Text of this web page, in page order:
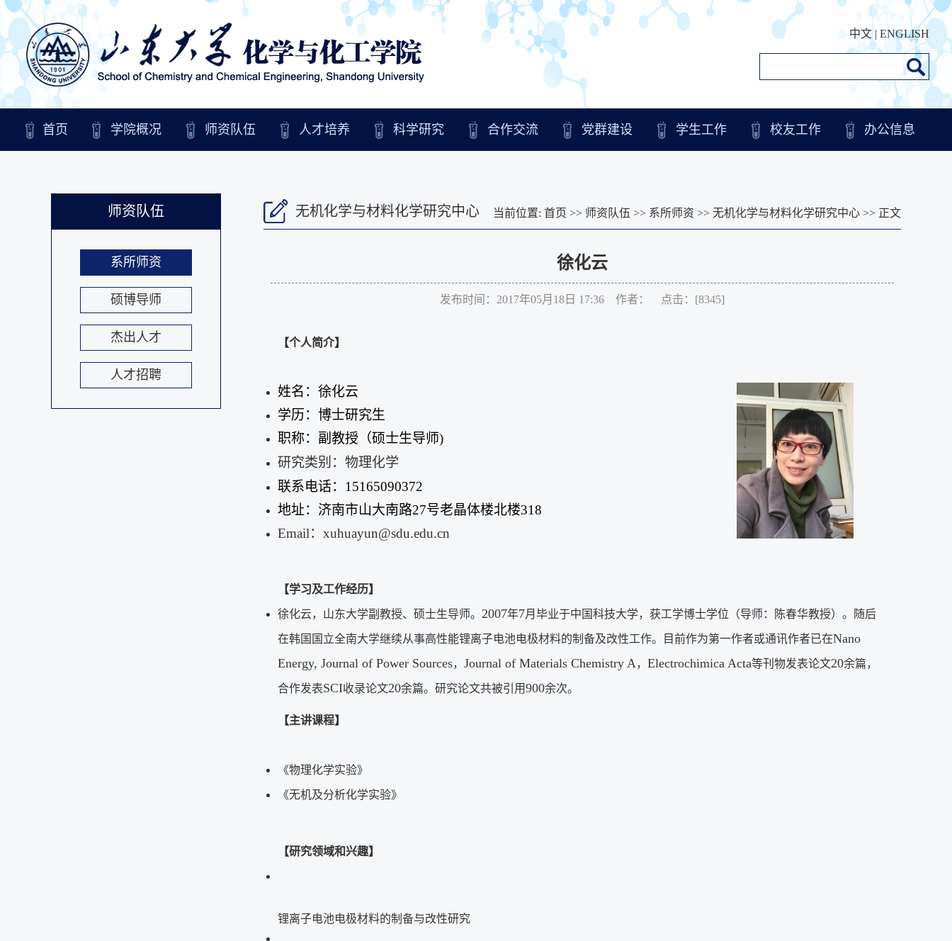
中文 | ENGLISH
首页 学院概况 师资队伍 人才培养 科学研究 合作交流 党群建设 学生工作 校友工作 办公信息
师资队伍
系所师资
硕博导师
杰出人才
人才招聘
无机化学与材料化学研究中心 当前位置: 首页 >> 师资队伍 >> 系所师资 >> 无机化学与材料化学研究中心 >> 正文
徐化云
发布时间：2017年05月18日 17:36 作者： 点击：[8345]
【个人简介】
姓名：徐化云
学历：博士研究生
职称：副教授（硕士生导师)
研究类别：物理化学
联系电话：15165090372
地址：济南市山大南路27号老晶体楼北楼318
Email： xuhuayun@sdu.edu.cn
【学习及工作经历】
徐化云，山东大学副教授、硕士生导师。 2007年7月毕业于中国科技大学，获工学博士学位（导师：陈春华教授）。随后
在韩国国立全南大学继续从事高性能锂离子电池电极材料的制备及改性工作。目前作为第一作者或通讯作者已在Nano
Energy, Journal of Power Sources， Journal of Materials Chemistry A， Electrochimica Acta等刊物发表论文20余篇，
合作发表SCI收录论文20余篇。研究论文共被引用900余次。
【主讲课程】
《物理化学实验》
《无机及分析化学实验》
【研究领域和兴趣】
锂离子电池电极材料的制备与改性研究